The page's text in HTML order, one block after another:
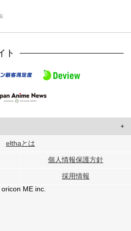
ト
て、ユーザーに合わせたコンテンツや広告の
の各パートナーに提供しています。
ザーが各パートナーに提供した他の情報や、
スを使用したときに収集した他の情報を組み
elthaとは
個人情報保護方針
採用情報
ME inc.